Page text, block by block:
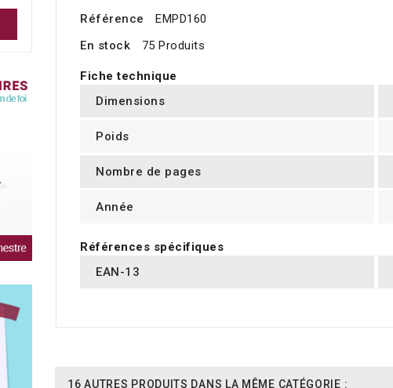
Référence
EMPD160
En stock
75 Produits
Fiche technique
Dimensions
Poids
Nombre de pages
Année
Références spécifiques
EAN-13
16 AUTRES PRODUITS DANS LA MÊME CATÉGORIE :